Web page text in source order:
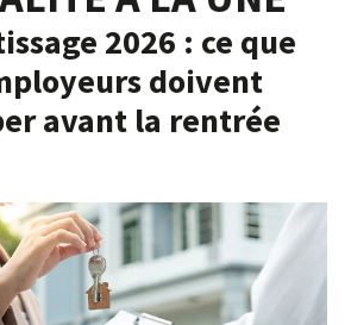
2026 : ce que
doivent
avant la rentrée